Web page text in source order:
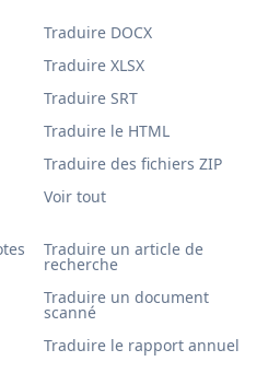
Traduire un article de
recherche
Traduire un document
scanné
Traduire le rapport annuel
Traduire DOCX
Traduire XLSX
Traduire SRT
Traduire le HTML
Traduire des fichiers ZIP
Voir tout